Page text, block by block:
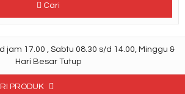
Cari
jam 17.00 , Sabtu 08.30 s/d 14.00, Minggu &
Hari Besar Tutup
PRODUK